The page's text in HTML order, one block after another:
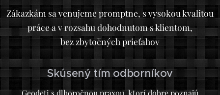
Zákazkám sa venujeme promptne, s vysokou kvalitou
práce a v rozsahu dohodnutom s klientom,
bez zbytočných prieťahov
Skúsený tím odborníkov
Geodeti s dlhoročnou praxou, ktorí dobre poznajú